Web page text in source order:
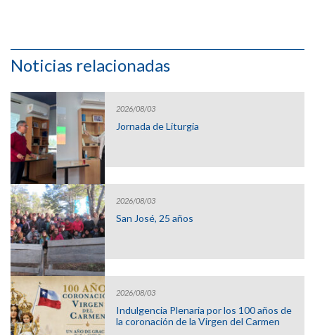
Noticias relacionadas
2026/08/03
Jornada de Liturgia
2026/08/03
San José, 25 años
2026/08/03
Indulgencia Plenaria por los 100 años de
la coronación de la Virgen del Carmen